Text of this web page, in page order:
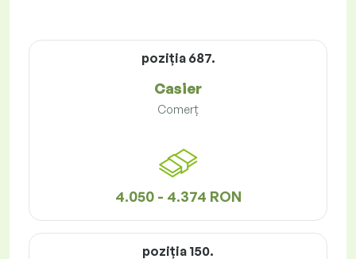
poziţia 687.
Casier
Comerț
4.050 - 4.374 RON
poziţia 150.